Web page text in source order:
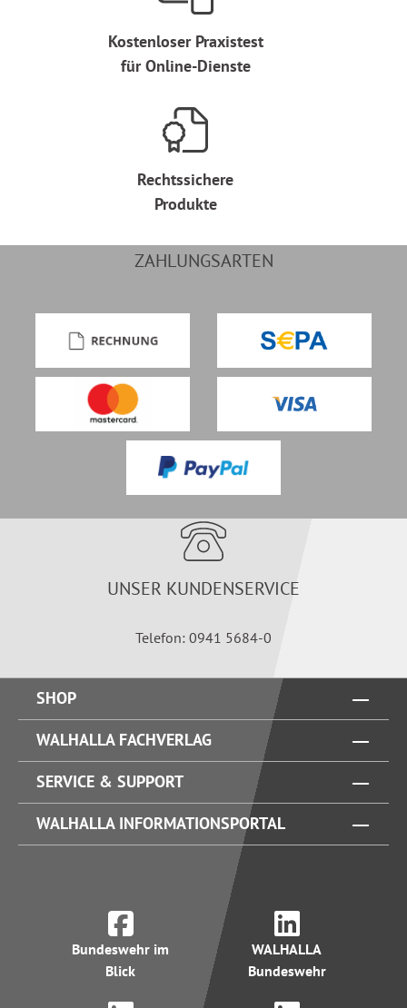
Kostenloser Praxistest
für Online-Dienste
Rechtssichere
Produkte
ZAHLUNGSARTEN
UNSER KUNDENSERVICE
Telefon: 0941 5684-0
SHOP
WALHALLA FACHVERLAG
SERVICE & SUPPORT
WALHALLA INFORMATIONSPORTAL
Bundeswehr im
Blick
WALHALLA
Bundeswehr